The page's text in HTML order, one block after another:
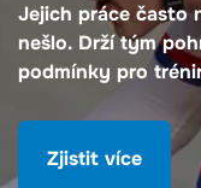
Jejich práce často
nešlo. Drží tým
podmínky pro
Zjistit více